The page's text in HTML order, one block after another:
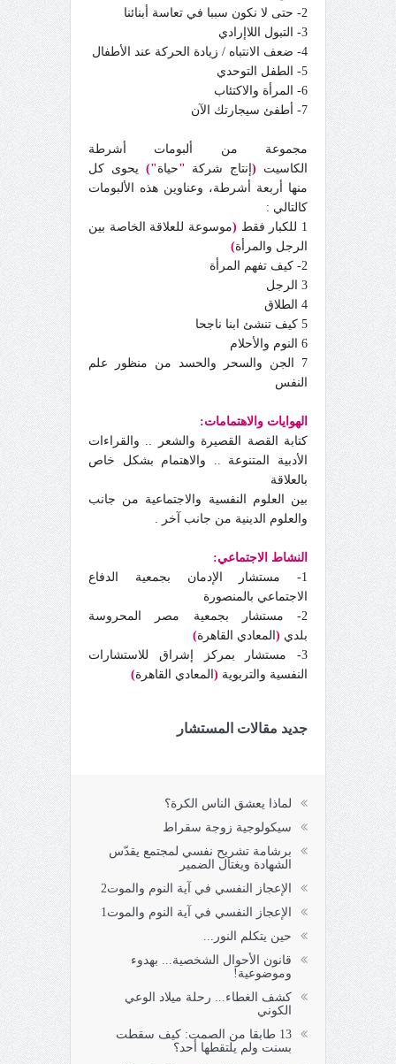
2- حتى لا نكون سببا في تعاسة أبنائنا
3- التبول اللاإرادي
4- ضعف الانتباه / زيادة الحركة عند الأطفال
5- الطفل التوحدي
6- المرأة والاكتئاب
7- أطفئ سيجارتك الآن
مجموعة من ألبومات أشرطة
الكاسيت (إنتاج شركة "حياة"
) يحوى كل
منها أربعة أشرطة، وعناوين هذه الألبومات
كالتالي :
1 للكبار فقط
(موسوعة للعلاقة الخاصة بين
الرجل والمرأة)
2- كيف تفهم المرأة
3 الرجل
4 الطلاق
5 كيف تنشئ ابنا ناجحا
6 النوم والأحلام
7 الجن والسحر والحسد من منظور علم
النفس
الهوايات والاهتمامات:
كتابة القصة القصيرة والشعر .. والقراءات
الأدبية المتنوعة .. والاهتمام بشكل خاص
بالعلاقة
بين العلوم النفسية والاجتماعية من جانب
والعلوم الدينية من جانب آخر .
النشاط الاجتماعي:
1- مستشار الإدمان بجمعية الدفاع
الاجتماعي بالمنصورة
2- مستشار بجمعية مصر المحروسة
بلدي ( المعادي القاهرة)
3- مستشار بمركز إشراق للاستشارات
النفسية والتربوية ( المعادي القاهرة)
جديد مقالات المستشار
لماذا يعشق الناس الكرة؟
سيكولوجية زوجة سقراط
برشامة تشريح نفسي لمجتمع يقدّس
الشهادة ويغتال الضمير
الإعجاز النفسي في آية النوم والموت2
الإعجاز النفسي في آية النوم والموت1
حين يتكلم النور...
قانون الأحوال الشخصية... بهدوء
وموضوعية!
كشف الغطاء... رحلة ميلاد الوعي
الكوني
13 طابقا من الصمت: كيف سقطت
بسنت ولم يلتقطها أحد؟